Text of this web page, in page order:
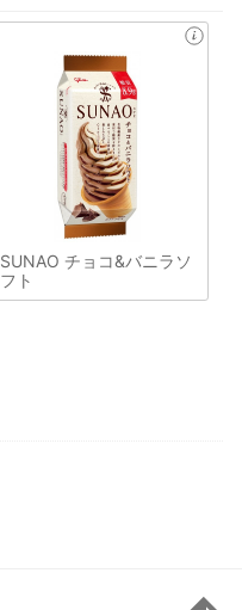
SUNAO チョコ&バニラソ
フト